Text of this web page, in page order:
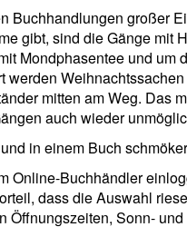
Buchhandlungen großer
gibt, sind die Gänge mit
Mondphasentee und um
werden
mitten am Weg. Das
auch wieder
in einem Buch
Online-Buchhändler
dass die Auswahl
Öffnungszeiten, Sonn-